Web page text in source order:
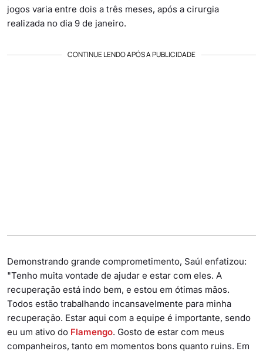
jogos varia entre dois a três meses, após a cirurgia
realizada no dia 9 de janeiro.
CONTINUE LENDO APÓS A PUBLICIDADE
Demonstrando grande comprometimento, Saúl enfatizou:
"Tenho muita vontade de ajudar e estar com eles. A
recuperação está indo bem, e estou em ótimas mãos.
Todos estão trabalhando incansavelmente para minha
recuperação. Estar aqui com a equipe é importante, sendo
eu um ativo do Flamengo. Gosto de estar com meus
companheiros, tanto em momentos bons quanto ruins. Em